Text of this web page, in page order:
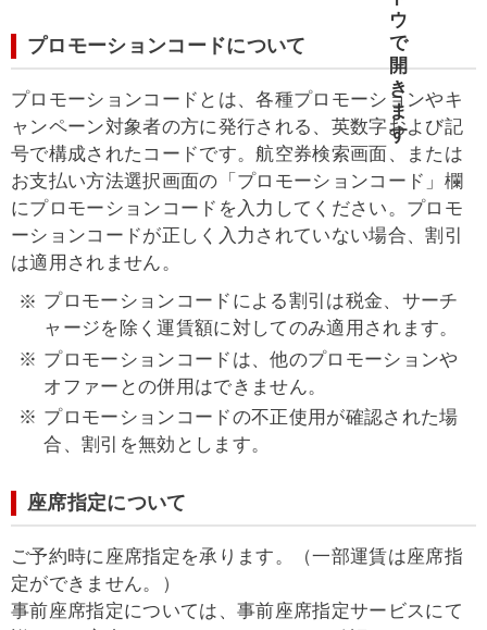
プロモーションコードについて
プロモーションコードとは、各種プロモーションやキ
ャンペーン対象者の方に発行される、英数字および記
号で構成されたコードです。航空券検索画面、または
お支払い方法選択画面の「プロモーションコード」欄
にプロモーションコードを入力してください。プロモ
ーションコードが正しく入力されていない場合、割引
は適用されません。
プロモーションコードによる割引は税金、サーチ
ャージを除く運賃額に対してのみ適用されます。
プロモーションコードは、他のプロモーションや
オファーとの併用はできません。
プロモーションコードの不正使用が確認された場
合、割引を無効とします。
座席指定について
ご予約時に座席指定を承ります。（一部運賃は座席指
定ができません。）
事前座席指定については、事前座席指定サービスにて